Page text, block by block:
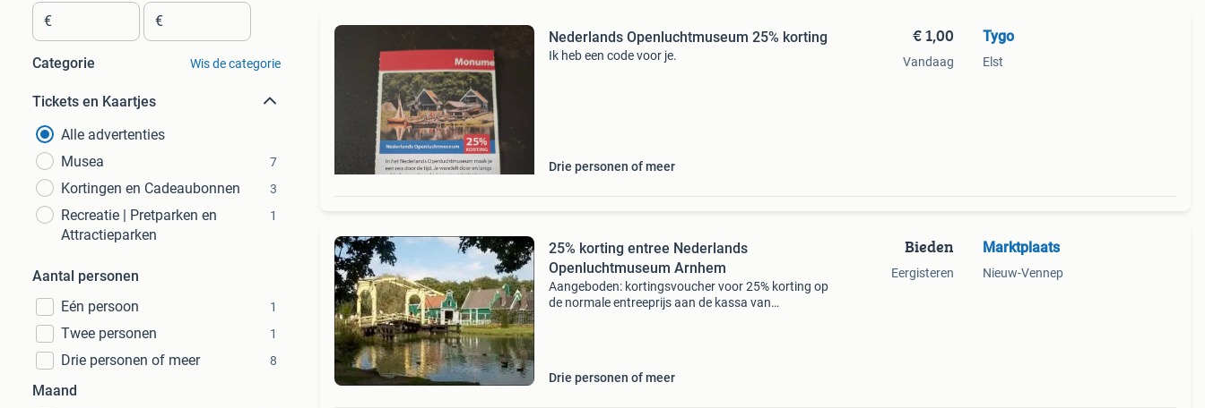
€ €
Categorie Wis de categorie
Tickets en Kaartjes
Alle advertenties
Musea
7
Kortingen en Cadeaubonnen 3
Recreatie | Pretparken en
Attractieparken
1
Aantal personen
Eén persoon
1
Twee personen 1
Drie personen of meer 8
Maand
Nederlands Openluchtmuseum 25% korting
Ik heb een code voor je.
Drie personen of meer
€ 1,00
Vandaag
Tygo
Elst
25% korting entree Nederlands
Openluchtmuseum Arnhem
Aangeboden: kortingsvoucher voor 25% korting op
de normale entreeprijs aan de kassa van
Drie personen of meer
Bieden
Eergisteren
Marktplaats
Nieuw-Vennep